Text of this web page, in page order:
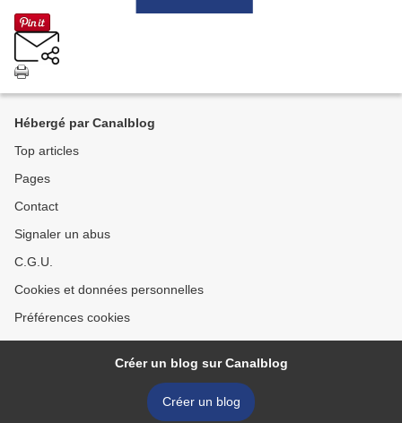
Hébergé par Canalblog
Top articles
Pages
Contact
Signaler un abus
C.G.U.
Cookies et données personnelles
Préférences cookies
Créer un blog sur Canalblog
Créer un blog